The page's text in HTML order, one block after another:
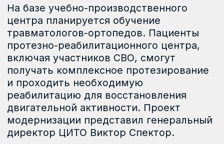
В обсуждении проекта приняли участие
представитель исполнительного органа
крупнейшего в стране центра
травматологии и ортопедии — НМИЦ ТО
имени академика Илизарова, где,
помимо различных модификаций
аппаратов внешней фиксации, после
модернизации мы будем выпускать
различные эндопротезы. Кроме того,
объединение на одной площадке
учебно-производственного и протезно-
реабилитационного центров позволит
сформировать уникальную интеграцию
производства, медицинской практики
и науки», — подчеркнул генеральный
директор ЦИТО Виктор Спектор.